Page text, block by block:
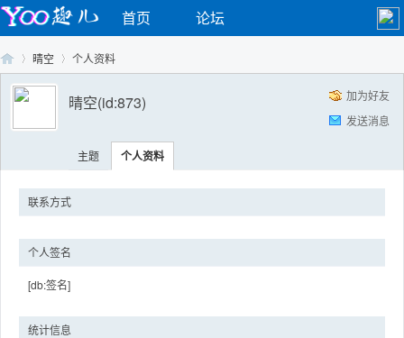
首页 论坛
Yo›
晴空
›
个人资料
加为好友
发送消息
晴空(id:873)
主题 个人资料
联系方式
个人签名
[db:签名]
统计信息